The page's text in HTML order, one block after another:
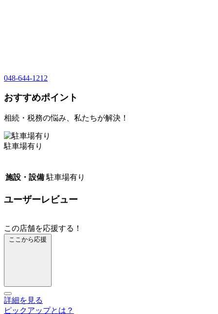
048-644-1212
おすすめポイント
相続・税務の悩み、私たちが解決！
駐車場有り
施設・設備 駐車場有り
ユーザーレビュー
この店舗を応援する！
ここから応援
詳細を見る
ピックアップとは？